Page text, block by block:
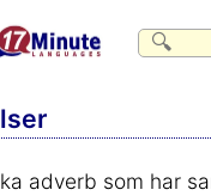
adverb som har